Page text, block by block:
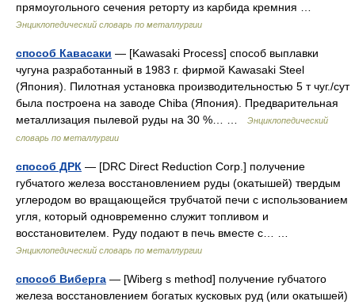
прямоугольного сечения реторту из карбида кремния …
Энциклопедический словарь по металлургии
способ Кавасаки — [Kawasaki Process] способ выплавки
чугуна разработанный в 1983 г. фирмой Kawasaki Steel
(Япония). Пилотная установка производительностью 5 т чуг./сут
была построена на заводе Chiba (Япония). Предварительная
металлизация пылевой руды на 30 %… …
Энциклопедический
словарь по металлургии
способ ДРК — [DRC Direct Reduction Corp.] получение
губчатого железа восстановлением руды (окатышей) твердым
углеродом во вращающейся трубчатой печи с использованием
угля, который одновременно служит топливом и
восстановителем. Руду подают в печь вместе с… …
Энциклопедический словарь по металлургии
способ Виберга — [Wiberg s method] получение губчатого
железа восстановлением богатых кусковых руд (или окатышей)